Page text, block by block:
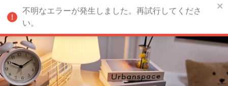
[Konkuk University and Sejong
JPY
不明なエラーが発生しました。再試行してくださ
い。